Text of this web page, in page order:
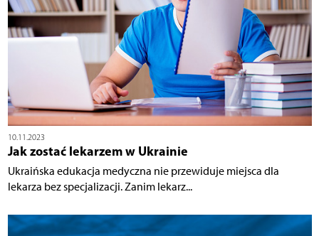
10.11.2023
Jak zostać lekarzem w Ukrainie
Ukraińska edukacja medyczna nie przewiduje miejsca dla
lekarza bez specjalizacji. Zanim lekarz...